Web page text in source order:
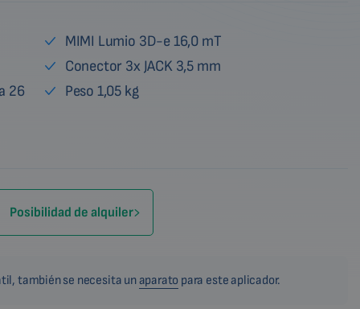
26
MIMI Lumio 3D-e 16,0 mT
Conector 3x JACK 3,5 mm
Peso 1,05 kg
Posibilidad de alquiler
también se necesita un aparato para este aplicador.